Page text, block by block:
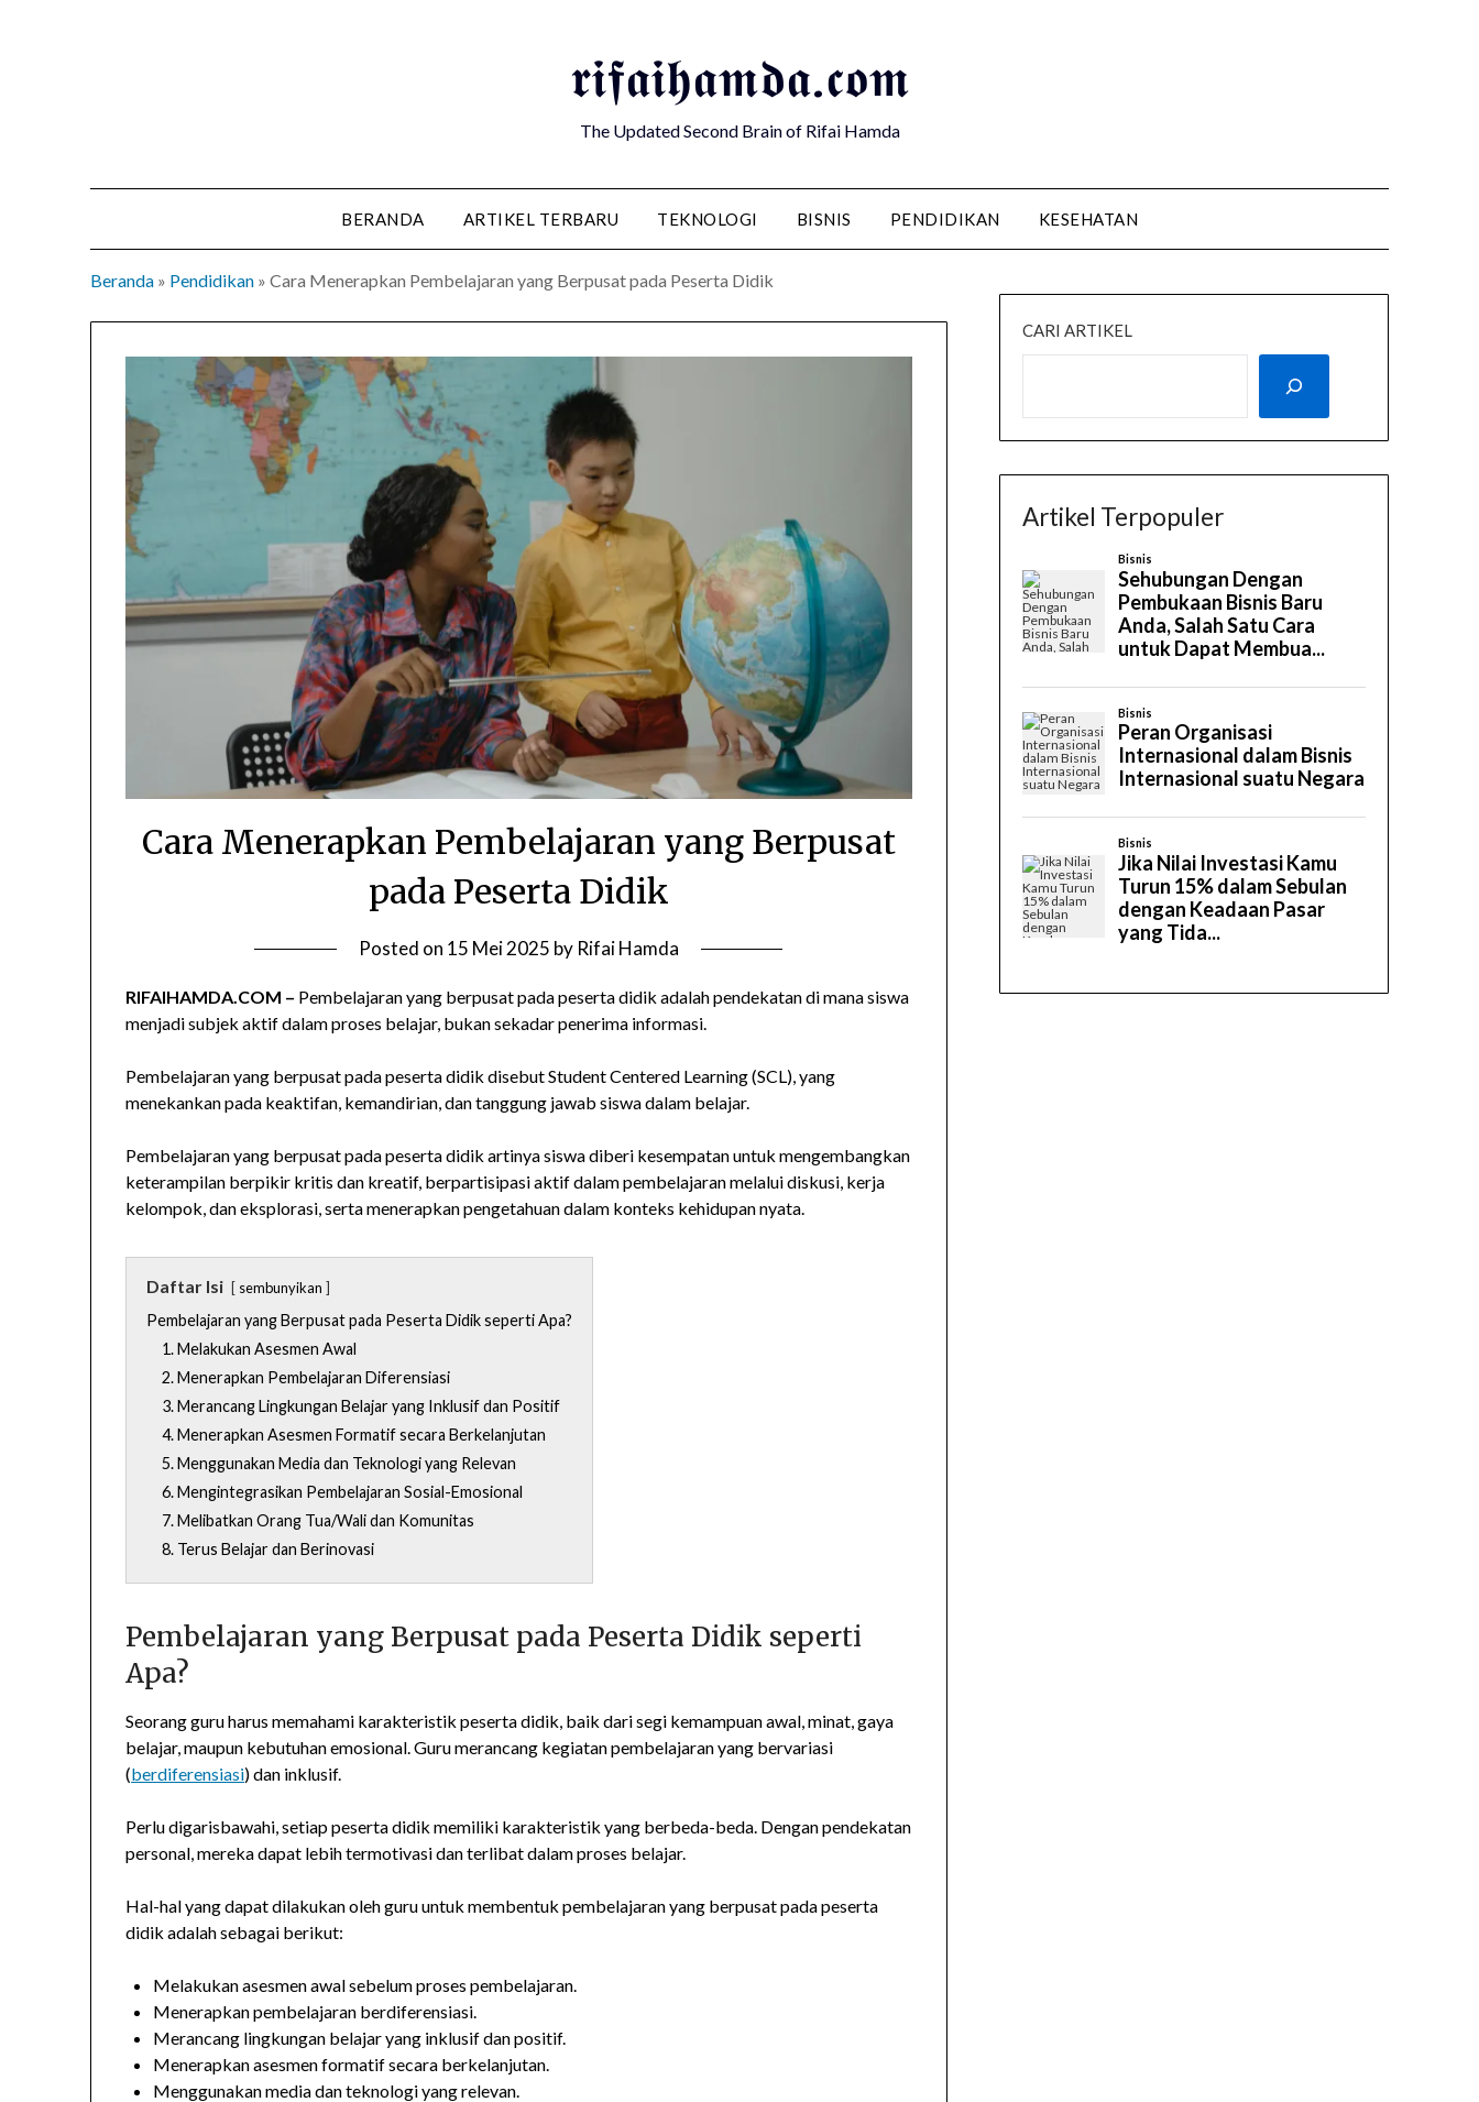
𝖗𝖎𝖋𝖆𝖎𝖍𝖆𝖒𝖉𝖆.𝖈𝖔𝖒
The Updated Second Brain of Rifai Hamda
BERANDA ARTIKEL TERBARU TEKNOLOGI BISNIS PENDIDIKAN KESEHATAN
Beranda » Pendidikan » Cara Menerapkan Pembelajaran yang Berpusat pada Peserta Didik
Cara Menerapkan Pembelajaran yang Berpusat
pada Peserta Didik
Posted on 15 Mei 2025 by Rifai Hamda
RIFAIHAMDA.COM – Pembelajaran yang berpusat pada peserta didik adalah pendekatan di mana siswa
menjadi subjek aktif dalam proses belajar, bukan sekadar penerima informasi.
Pembelajaran yang berpusat pada peserta didik disebut Student Centered Learning (SCL), yang
menekankan pada keaktifan, kemandirian, dan tanggung jawab siswa dalam belajar.
Pembelajaran yang berpusat pada peserta didik artinya siswa diberi kesempatan untuk mengembangkan
keterampilan berpikir kritis dan kreatif, berpartisipasi aktif dalam pembelajaran melalui diskusi, kerja
kelompok, dan eksplorasi, serta menerapkan pengetahuan dalam konteks kehidupan nyata.
Daftar Isi sembunyikan
Pembelajaran yang Berpusat pada Peserta Didik seperti Apa?
1. Melakukan Asesmen Awal
2. Menerapkan Pembelajaran Diferensiasi
3. Merancang Lingkungan Belajar yang Inklusif dan Positif
4. Menerapkan Asesmen Formatif secara Berkelanjutan
5. Menggunakan Media dan Teknologi yang Relevan
6. Mengintegrasikan Pembelajaran Sosial-Emosional
7. Melibatkan Orang Tua/Wali dan Komunitas
8. Terus Belajar dan Berinovasi
Pembelajaran yang Berpusat pada Peserta Didik seperti
Apa?
Seorang guru harus memahami karakteristik peserta didik, baik dari segi kemampuan awal, minat, gaya
belajar, maupun kebutuhan emosional. Guru merancang kegiatan pembelajaran yang bervariasi
(berdiferensiasi) dan inklusif.
Perlu digarisbawahi, setiap peserta didik memiliki karakteristik yang berbeda-beda. Dengan pendekatan
personal, mereka dapat lebih termotivasi dan terlibat dalam proses belajar.
Hal-hal yang dapat dilakukan oleh guru untuk membentuk pembelajaran yang berpusat pada peserta
didik adalah sebagai berikut:
Melakukan asesmen awal sebelum proses pembelajaran.
Menerapkan pembelajaran berdiferensiasi.
Merancang lingkungan belajar yang inklusif dan positif.
Menerapkan asesmen formatif secara berkelanjutan.
Menggunakan media dan teknologi yang relevan.
CARI ARTIKEL
Artikel Terpopuler